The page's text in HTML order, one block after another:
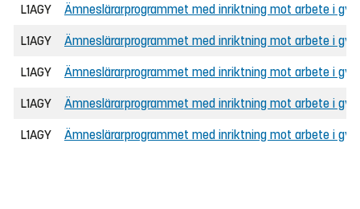
L1AGY Ämneslärarprogrammet med inriktning mot arbete i
L1AGY Ämneslärarprogrammet med inriktning mot arbete i
L1AGY Ämneslärarprogrammet med inriktning mot arbete i
L1AGY Ämneslärarprogrammet med inriktning mot arbete i
L1AGY Ämneslärarprogrammet med inriktning mot arbete i